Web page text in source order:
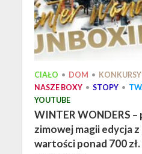
CIAŁO • DOM • KONKURSY
NASZE BOXY • STOPY •
YOUTUBE
WINTER WONDERS
zimowej magii edycja
wartości ponad 700